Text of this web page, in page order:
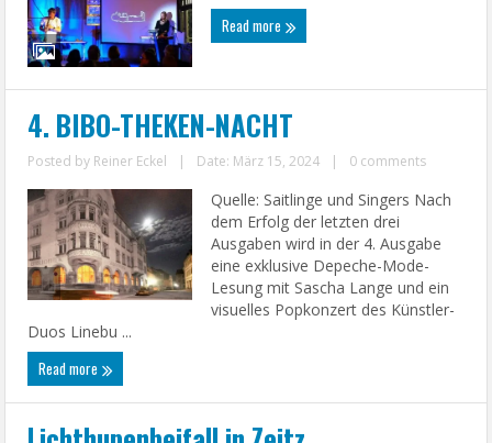
Read more
4. BIBO-THEKEN-NACHT
Posted by Reiner Eckel | Date: März 15, 2024 | 0 comments
Quelle: Saitlinge und Singers Nach
dem Erfolg der letzten drei
Ausgaben wird in der 4. Ausgabe
eine exklusive Depeche-Mode-
Lesung mit Sascha Lange und ein
visuelles Popkonzert des Künstler-
Duos Linebu ...
Read more